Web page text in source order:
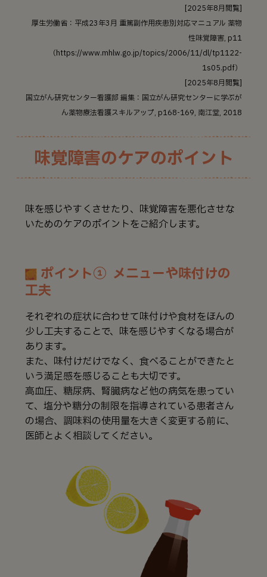
[2025年8月閲覧]
厚生労働省：平成23年3月 重篤副作用疾患別対応マニュアル 薬物
性味覚障害, p11
（https://www.mhlw.go.jp/topics/2006/11/dl/tp1122-
1s05.pdf）
[2025年8月閲覧]
国立がん研究センター看護部 編集：国立がん研究センターに学ぶが
ん薬物療法看護スキルアップ, p168-169, 南江堂, 2018
味覚障害のケアのポイント
味を感じやすくさせたり、味覚障害を悪化させな
いためのケアのポイントをご紹介します。
ポイント① メニューや味付けの
工夫
それぞれの症状に合わせて味付けや食材をほんの
少し工夫することで、味を感じやすくなる場合が
あります。
また、味付けだけでなく、食べることができたと
いう満足感を感じることも大切です。
高血圧、糖尿病、腎臓病など他の病気を患ってい
て、塩分や糖分の制限を指導されている患者さん
の場合、調味料の使用量を大きく変更する前に、
医師とよく相談してください。